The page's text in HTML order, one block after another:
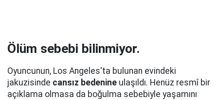
Ölüm sebebi bilinmiyor.
Oyuncunun, Los Angeles'ta bulunan evindeki
jakuzisinde cansız bedenine ulaşıldı. Henüz resmî bir
açıklama olmasa da boğulma sebebiyle yaşamını